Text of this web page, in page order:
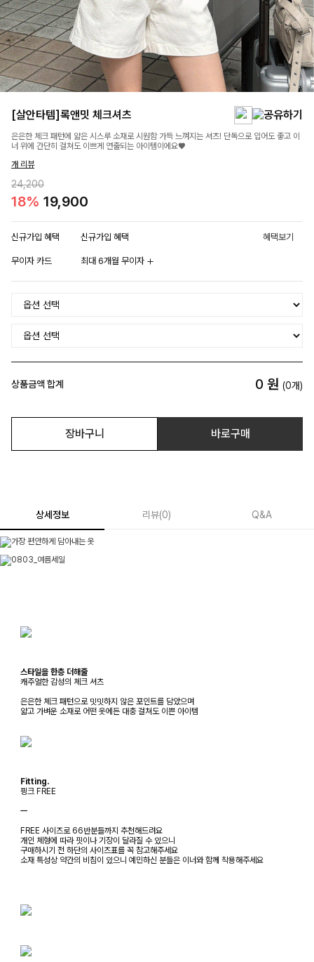
[살안타템]록앤밋 체크셔츠
은은한 체크 패턴에 얇은 시스루 소재로 시원함 가득 느껴지는 셔츠! 단독으로 입어도 좋고 이
너 위에 간단히 걸쳐도 이쁘게 연출되는 아이템이에요♥
개 리뷰
24,200
18% 19,900
신규가입 혜택 신규가입 혜택 혜택보기
무이자 카드 최대 6개월 무이자
상품금액 합계 0 원 (0개)
장바구니 바로구매
상세정보 리뷰(0) Q&A
스타일을 한층 더해줄
캐주얼한 감성의 체크 셔츠
은은한 체크 패턴으로 밋밋하지 않은 포인트를 담았으며
얇고 가벼운 소재로 어떤 옷에든 대충 걸쳐도 이쁜 아이템
Fitting.
핑크 FREE
ㅡ
FREE 사이즈로 66반분들까지 추천해드려요
개인 체형에 따라 핏이나 기장이 달라질 수 있으니
구매하시기 전 하단의 사이즈표를 꼭 참고해주세요
소재 특성상 약간의 비침이 있으니 예민하신 분들은 이너와 함께 착용해주세요